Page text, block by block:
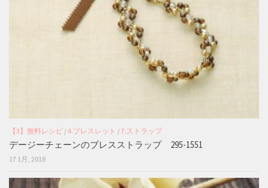
【3】無料レシピ /4.ブレスレット /7.ストラップ
デージーチェーンのブレスストラップ 295-1551
17 1月, 2018